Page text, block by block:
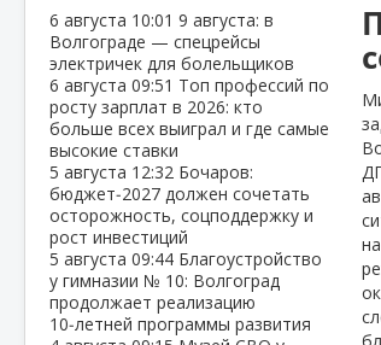
6 августа 10:01 9 августа: в
Волгограде — спецрейсы
электричек для болельщиков
6 августа 09:51 Топ профессий по
росту зарплат в 2026: кто
больше всех выиграл и где самые
высокие ставки
5 августа 12:32 Бочаров:
бюджет‑2027 должен сочетать
осторожность, соцподдержку и
рост инвестиций
5 августа 09:44 Благоустройство
у гимназии № 10: Волгоград
продолжает реализацию
10‑летней программы развития